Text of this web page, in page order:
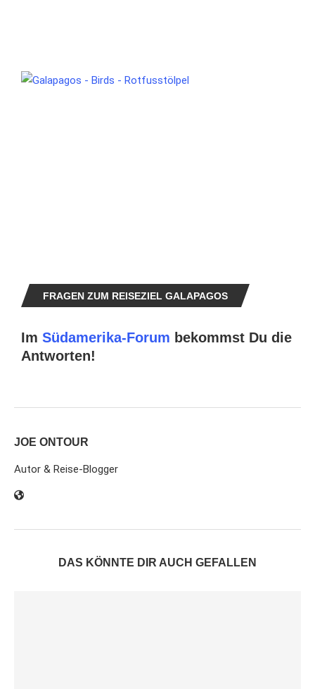
FRAGEN ZUM REISEZIEL GALAPAGOS
Im Südamerika-Forum bekommst Du die
Antworten!
JOE ONTOUR
Autor & Reise-Blogger
DAS KÖNNTE DIR AUCH GEFALLEN